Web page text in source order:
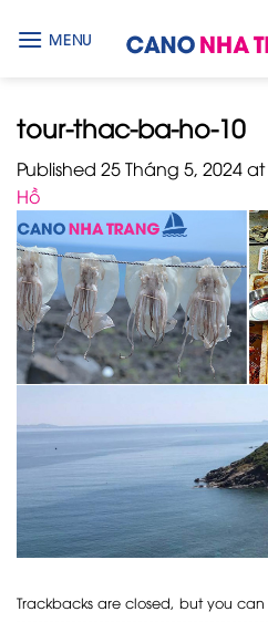
MENU
tour-thac-ba-ho-10
Published 25 Tháng 5, 2024at
Hồ
Trackbacks are closed, but you can